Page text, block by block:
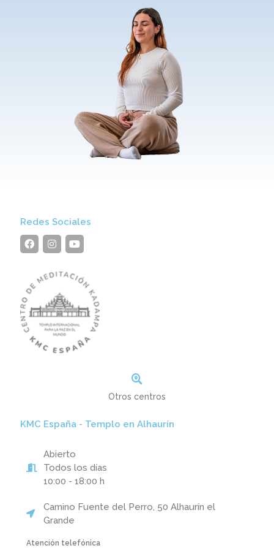
Redes Sociales
Otros centros
KMC España - Templo en Alhaurín
Abierto
Todos los días
10:00 - 18:00 h
Camino Fuente del Perro, 50 Alhaurín el
Grande
Atención telefónica